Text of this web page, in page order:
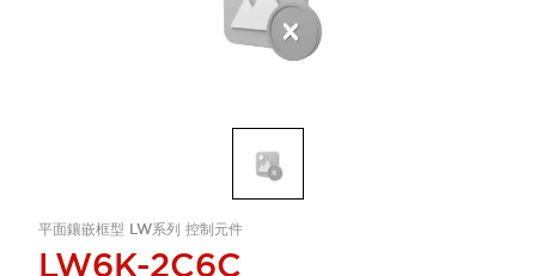
平面鑲嵌框型 LW系列 控制元件
LW6K-2C6C